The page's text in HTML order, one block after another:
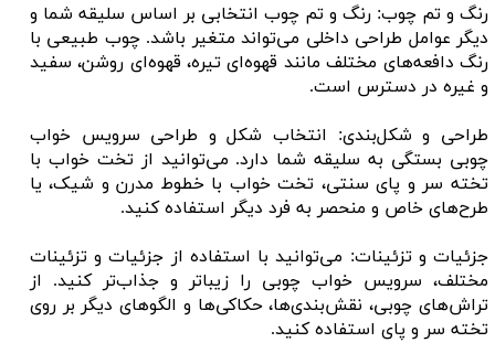
رنگ و تم چوب: رنگ و تم چوب انتخابی بر اساس سلیقه شما و
دیگر عوامل طراحی داخلی می‌تواند متغیر باشد. چوب طبیعی با
رنگ دافعه‌های مختلف مانند قهوه‌ای تیره، قهوه‌ای روشن، سفید
و غیره در دسترس است.
طراحی و شکل‌بندی: انتخاب شکل و طراحی سرویس خواب
چوبی بستگی به سلیقه شما دارد. می‌توانید از تخت خواب با
تخته سر و پای سنتی، تخت خواب با خطوط مدرن و شیک، یا
طرح‌های خاص و منحصر به فرد دیگر استفاده کنید.
جزئیات و تزئینات: می‌توانید با استفاده از جزئیات و تزئینات
مختلف، سرویس خواب چوبی را زیباتر و جذاب‌تر کنید. از
تراش‌های چوبی، نقش‌بندی‌ها، حکاکی‌ها و الگوهای دیگر بر روی
تخته سر و پای استفاده کنید.